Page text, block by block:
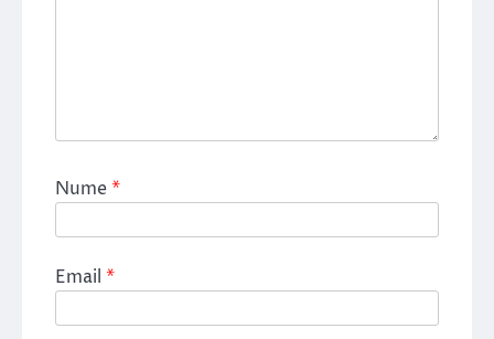
Nume*
Email *